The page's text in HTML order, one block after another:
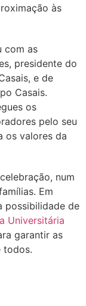
às
com as
presidente do
e de
Casais.
os
pelo seu
os valores da
num
Em
possibilidade de
Universitária
garantir as
todos.